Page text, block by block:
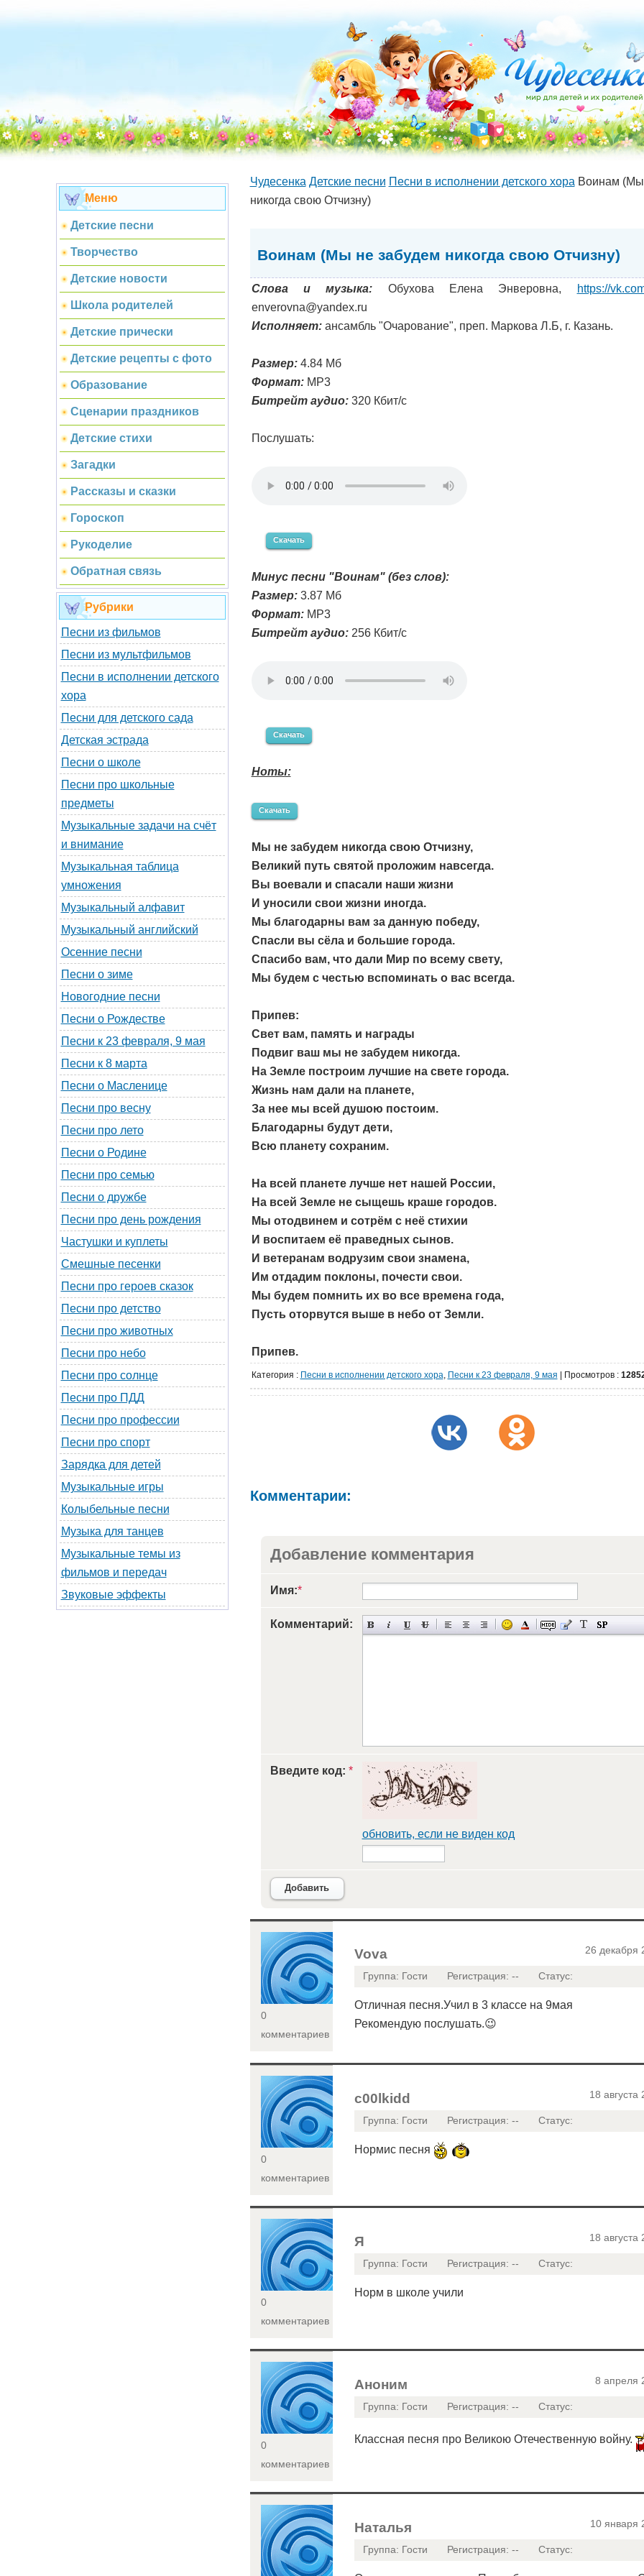
Меню
Детские песни
Творчество
Детские новости
Школа родителей
Детские прически
Детские рецепты с фото
Образование
Сценарии праздников
Детские стихи
Загадки
Рассказы и сказки
Гороскоп
Рукоделие
Обратная связь
Рубрики
Песни из фильмов
Песни из мультфильмов
Песни в исполнении детского
хора
Песни для детского сада
Детская эстрада
Песни о школе
Песни про школьные
предметы
Музыкальные задачи на счёт
и внимание
Музыкальная таблица
умножения
Музыкальный алфавит
Музыкальный английский
Осенние песни
Песни о зиме
Новогодние песни
Песни о Рождестве
Песни к 23 февраля, 9 мая
Песни к 8 марта
Песни о Масленице
Песни про весну
Песни про лето
Песни о Родине
Песни про семью
Песни о дружбе
Песни про день рождения
Частушки и куплеты
Смешные песенки
Песни про героев сказок
Песни про детство
Песни про животных
Песни про небо
Песни про солнце
Песни про ПДД
Песни про профессии
Песни про спорт
Зарядка для детей
Музыкальные игры
Колыбельные песни
Музыка для танцев
Музыкальные темы из
фильмов и передач
Звуковые эффекты
Чудесенка Детские песни Песни в исполнении детского хора Воинам (Мы
никогда свою Отчизну)
Воинам (Мы не забудем никогда свою Отчизну)
Слова и музыка: Обухова Елена Энверовна,
https://
enverovna@yandex.ru
Исполняет:ансамбль "Очарование", преп. Маркова Л.Б, г. Казань.
Размер:4.84 Мб
Формат:MP3
Битрейт аудио:320 Кбит/с
Послушать:
Скачать
Минус песни "Воинам" (без слов):
Размер:3.87 Мб
Формат:MP3
Битрейт аудио:256 Кбит/с
Скачать
Ноты:
Скачать
Мы не забудем никогда свою Отчизну,
Великий путь святой проложим навсегда.
Вы воевали и спасали наши жизни
И уносили свои жизни иногда.
Мы благодарны вам за данную победу,
Спасли вы сёла и большие города.
Спасибо вам, что дали Мир по всему свету,
Мы будем с честью вспоминать о вас всегда.
Припев:
Свет вам, память и награды
Подвиг ваш мы не забудем никогда.
На Земле построим лучшие на свете города.
Жизнь нам дали на планете,
За нее мы всей душою постоим.
Благодарны будут дети,
Всю планету сохраним.
На всей планете лучше нет нашей России,
На всей Земле не сыщешь краше городов.
Мы отодвинем и сотрём с неё стихии
И воспитаем её праведных сынов.
И ветеранам водрузим свои знамена,
Им отдадим поклоны, почести свои.
Мы будем помнить их во все времена года,
Пусть оторвутся выше в небо от Земли.
Припев.
Категория : Песни в исполнении детского хора Песни к 23 февраля, 9 мая | Просмотров :
Комментарии:
Добавление комментария
Имя:*
Комментарий:
Введите код: *
обновить, если не виден код
Добавить
<
0
комментариев
26 декабря
Vova
Группа: Гости Регистрация: -- Статус:
Отличная песня.Учил в 3 классе на 9мая
Рекомендую послушать.😉
<
0
комментариев
18
c00lkidd
Группа: Гости Регистрация: -- Статус:
Нормис песня
<
0
комментариев
18
Я
Группа: Гости Регистрация: -- Статус:
Норм в школе учили
<
0
комментариев
8 апреля
Аноним
Группа: Гости Регистрация: -- Статус:
Классная песня про Великою Отечественную войну.
<
10 января
Наталья
Группа: Гости Регистрация: -- Статус: